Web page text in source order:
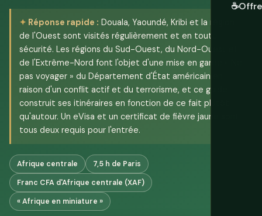
☕
Réponse rapide : Douala, Yaoundé, Kribi et la région
de l'Ouest sont visités régulièrement et en toute
sécurité. Les régions du Sud-Ouest, du Nord-Ouest et
de l'Extrême-Nord font l'objet d'une mise en garde « Ne
pas voyager » du Département d'État américain en
raison d'un conflit actif et du terrorisme, et ce guide
construit ses itinéraires en fonction de ce fait plutôt
qu'autour. Un eVisa et un certificat de fièvre jaune sont
tous deux requis pour l'entrée.
Afrique centrale
7,5 h de Paris
Franc CFA d'Afrique centrale (XAF)
« Afrique en miniature »